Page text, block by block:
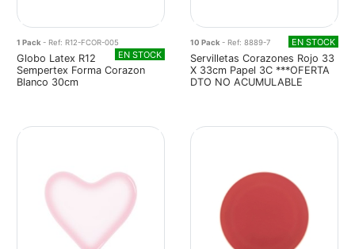
1 Pack - Ref: R12-FCOR-005
EN STOCK
Globo Latex R12
Sempertex Forma Corazon
Blanco 30cm
10 Pack - Ref: 8889-7 EN STOCK
Servilletas Corazones Rojo 33
X 33cm Papel 3C ***OFERTA
DTO NO ACUMULABLE